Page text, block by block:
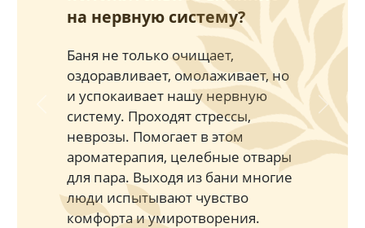
на нервную систему?
Баня не только очищает,
оздоравливает, омолаживает, но
и успокаивает нашу нервную
систему. Проходят стрессы,
неврозы. Помогает в этом
ароматерапия, целебные отвары
для пара. Выходя из бани многие
люди испытывают чувство
комфорта и умиротворения.
Previous Next